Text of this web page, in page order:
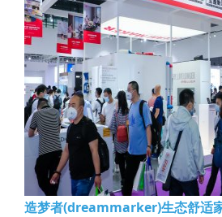
造梦者(dreammarker)生态舒适